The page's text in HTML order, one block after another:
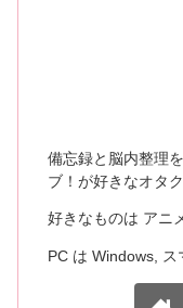
備忘録と脳内整理
ブ！が好きなオタ
好きなものは アニ
PC は Windows, ス